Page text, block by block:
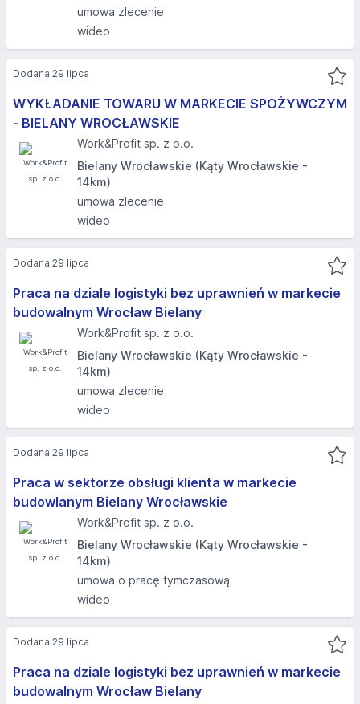
umowa zlecenie
wideo
WYKŁADANIE TOWARU W MARKECIE SPOŻYWCZYM
- BIELANY WROCŁAWSKIE
Work&Profit sp. z o.o.
Bielany Wrocławskie (Kąty Wrocławskie -
14km)
umowa zlecenie
wideo
Dodana 29 lipca
Praca na dziale logistyki bez uprawnień w markecie
budowalnym Wrocław Bielany
Work&Profit sp. z o.o.
Bielany Wrocławskie (Kąty Wrocławskie -
14km)
umowa zlecenie
wideo
Dodana 29 lipca
Praca w sektorze obsługi klienta w markecie
budowlanym Bielany Wrocławskie
Work&Profit sp. z o.o.
Bielany Wrocławskie (Kąty Wrocławskie -
14km)
umowa o pracę tymczasową
wideo
Dodana 29 lipca
Praca na dziale logistyki bez uprawnień w markecie
budowalnym Wrocław Bielany
Dodana 29 lipca